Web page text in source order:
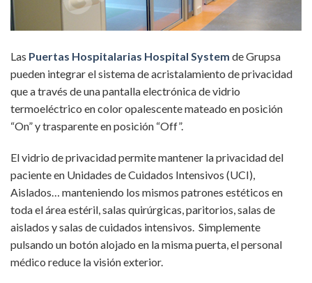
Las Puertas Hospitalarias Hospital System de Grupsa
pueden integrar el sistema de acristalamiento de privacidad
que a través de una pantalla electrónica de vidrio
termoeléctrico en color opalescente mateado en posición
“On” y trasparente en posición “Off”.
El vidrio de privacidad permite mantener la privacidad del
paciente en Unidades de Cuidados Intensivos (UCI),
Aislados… manteniendo los mismos patrones estéticos en
toda el área estéril, salas quirúrgicas, paritorios, salas de
aislados y salas de cuidados intensivos. Simplemente
pulsando un botón alojado en la misma puerta, el personal
médico reduce la visión exterior.